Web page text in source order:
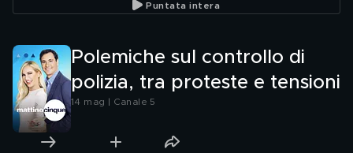
Puntata intera
Polemiche sul controllo di
polizia, tra proteste e tensioni
14 mag | Canale 5